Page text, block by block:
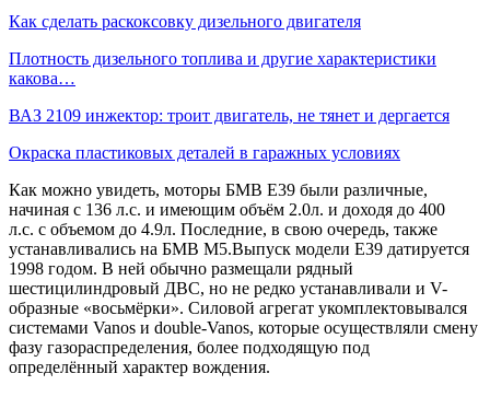
Как сделать раскоксовку дизельного двигателя
Плотность дизельного топлива и другие характеристики
какова…
ВАЗ 2109 инжектор: троит двигатель, не тянет и дергается
Окраска пластиковых деталей в гаражных условиях
Как можно увидеть, моторы БМВ Е39 были различные,
начиная с 136 л.с. и имеющим объём 2.0л. и доходя до 400
л.с. с объемом до 4.9л. Последние, в свою очередь, также
устанавливались на БМВ М5.Выпуск модели Е39 датируется
1998 годом. В ней обычно размещали рядный
шестицилиндровый ДВС, но не редко устанавливали и V-
образные «восьмёрки». Силовой агрегат укомплектовывался
системами Vanos и double-Vanos, которые осуществляли смену
фазу газораспределения, более подходящую под
определённый характер вождения.